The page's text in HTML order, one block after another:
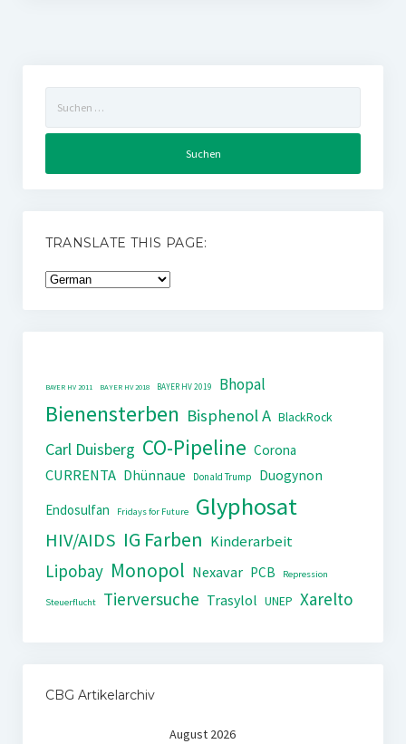
nach:
TRANSLATE THIS PAGE:
BAYER HV 2011 BAYER HV 2018 BAYER HV 2019 Bhopal
Bienensterben Bisphenol A BlackRock
Carl Duisberg CO-Pipeline Corona
CURRENTA Dhünnaue Donald Trump
Duogynon
Endosulfan
Fridays for Future Glyphosat
HIV/AIDS IG Farben Kinderarbeit
Lipobay Monopol Nexavar PCB Repression
Steuerflucht Tierversuche Trasylol UNEP Xarelto
CBG Artikelarchiv
August 2026